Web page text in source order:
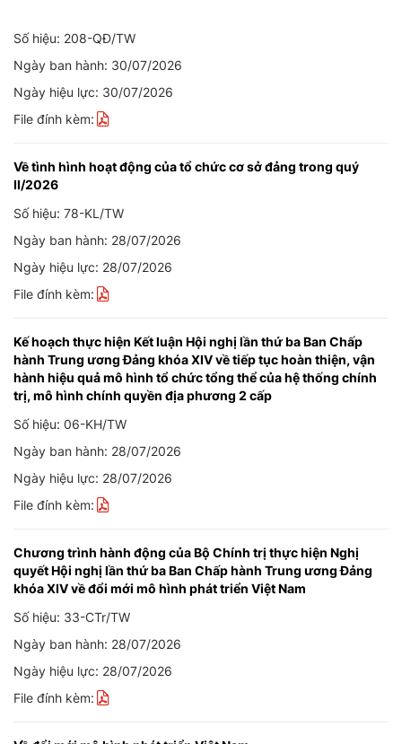
Số hiệu: 208-QĐ/TW
Ngày ban hành: 30/07/2026
Ngày hiệu lực: 30/07/2026
File đính kèm:
Về tình hình hoạt động của tổ chức cơ sở đảng trong quý
II/2026
Số hiệu: 78-KL/TW
Ngày ban hành: 28/07/2026
Ngày hiệu lực: 28/07/2026
File đính kèm:
Kế hoạch thực hiện Kết luận Hội nghị lần thứ ba Ban Chấp
hành Trung ương Đảng khóa XIV về tiếp tục hoàn thiện, vận
hành hiệu quả mô hình tổ chức tổng thể của hệ thống chính
trị, mô hình chính quyền địa phương 2 cấp
Số hiệu: 06-KH/TW
Ngày ban hành: 28/07/2026
Ngày hiệu lực: 28/07/2026
File đính kèm:
Chương trình hành động của Bộ Chính trị thực hiện Nghị
quyết Hội nghị lần thứ ba Ban Chấp hành Trung ương Đảng
khóa XIV về đổi mới mô hình phát triển Việt Nam
Số hiệu: 33-CTr/TW
Ngày ban hành: 28/07/2026
Ngày hiệu lực: 28/07/2026
File đính kèm: